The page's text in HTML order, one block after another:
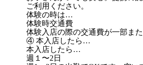
ご利用ください。
体験の時は…
体験時交通費
体験入店の際の交通費が一部ま
④ 本入店したら…
本入店したら…
週１〜2日